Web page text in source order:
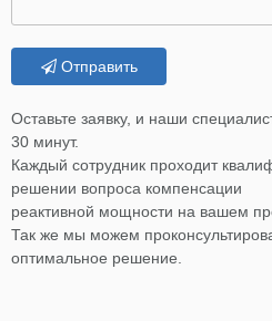
Отправить
Оставьте заявку, и наши
30 минут.
Каждый сотрудник проходит
решении вопроса компенсации
реактивной мощности на вашем
Так же мы можем
оптимальное решение.